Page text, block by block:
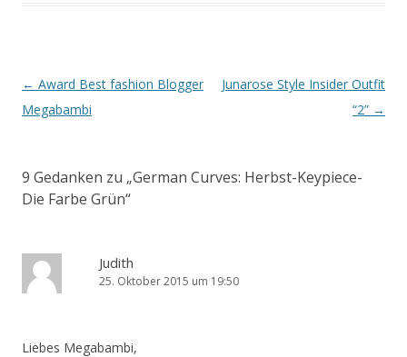
Artikel-Navigation
← Award Best fashion Blogger
Megabambi
Junarose Style Insider Outfit
“2” →
9 Gedanken zu „German Curves: Herbst-Keypiece-
Die Farbe Grün“
Judith
25. Oktober 2015 um 19:50
Liebes Megabambi,